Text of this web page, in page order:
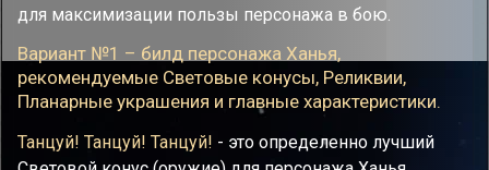
для максимизации пользы персонажа в бою.
Вариант №1 – билд персонажа Ханья,
рекомендуемые Cветовые конусы, Реликвии,
Планарные украшения и главные характеристики.
Танцуй! Танцуй! Танцуй! - это определенно лучший